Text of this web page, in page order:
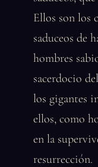
Ellos son los
saduceos de
hombres
sacerdocio
los gigantes
ellos, como
en la
resurrección.